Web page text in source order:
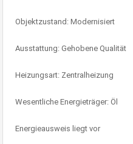
Objektzustand: Modernisiert
Ausstattung: Gehobene Qualität
Heizungsart: Zentralheizung
Wesentliche Energieträger: Öl
Energieausweis liegt vor